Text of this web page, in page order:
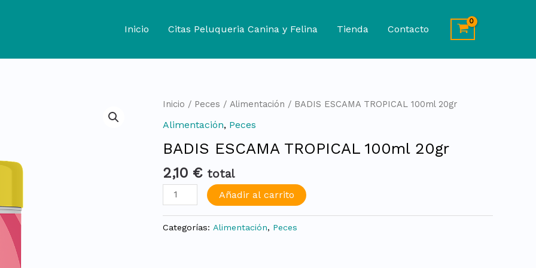
Inicio Citas Peluqueria Canina y Felina Tienda Contacto
Inicio / Peces / Alimentación / BADIS ESCAMA TROPICAL 100ml 20gr
Alimentación, Peces
BADIS ESCAMA TROPICAL 100ml 20gr
2,10 € total
BADIS
TROPICAL
100ml
cantidad
Añadir al carrito
Categorías: Alimentación, Peces